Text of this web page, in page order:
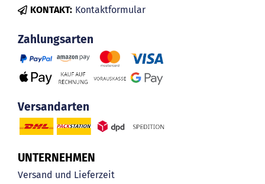
KONTAKT: Kontaktformular
Zahlungsarten
Versandarten
UNTERNEHMEN
Versand und Lieferzeit